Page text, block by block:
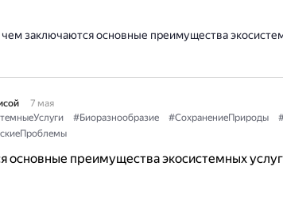
чем заключаются основные преимущества
7 мая
#Биоразнообразие #СохранениеПрироды
основные преимущества экосистемных